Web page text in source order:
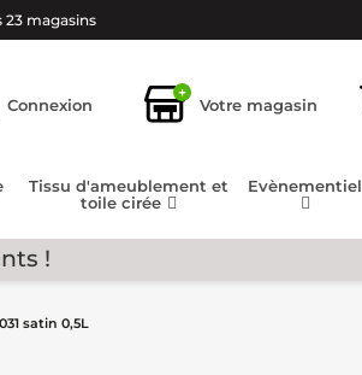
23 magasins
Connexion
+
Votre magasin
Tissu d'ameublement et
toile cirée
Evènementiel
!
satin 0,5L